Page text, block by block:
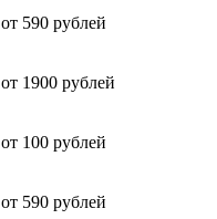
от 590 рублей
от 1900 рублей
от 100 рублей
от 590 рублей